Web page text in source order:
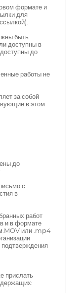
формате и
для
быть
доступны в
до
работы не
за собой
в этом
до
с
в
работ
и в формате
или .mp4
подтверждения
прислать